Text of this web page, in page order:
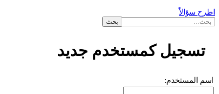
اطرح سؤالاً
تسجيل كمستخدم جديد
اسم المستخدم: